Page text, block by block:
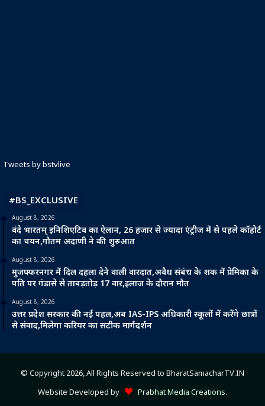
Tweets by bstvlive
#BS_EXCLUSIVE
August 8, 2026
वंदे भारतम् इनिशिएटिव का ऐलान, 26 हजार से ज्यादा एंट्रीज में से पहले कॉहोर्ट
का चयन,गौतम अदाणी ने की शुरुआत
August 8, 2026
मुजफ्फरनगर में दिल दहला देने वाली वारदात,अवैध संबंध के शक में प्रेमिका के
पति पर गंडासे से ताबड़तोड़ 17 वार,इलाज के दौरान मौत
August 8, 2026
उत्तर प्रदेश सरकार की नई पहल,अब IAS-IPS अधिकारी स्कूलों में करेंगे छात्रों
से संवाद,मिलेगा करियर का सटीक मार्गदर्शन
© Copyright 2026, All Rights Reserved to BharatSamacharTV.IN
Website Developed by
Prabhat Media Creations.